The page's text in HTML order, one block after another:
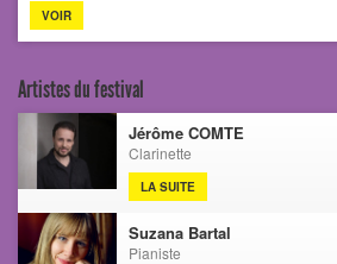
VOIR
Artistes du festival
Jérôme COMTE
Clarinette
LA SUITE
Suzana Bartal
Pianiste